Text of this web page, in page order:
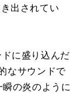
出されてい
に盛り込んだ
なサウンドで
の炎のように